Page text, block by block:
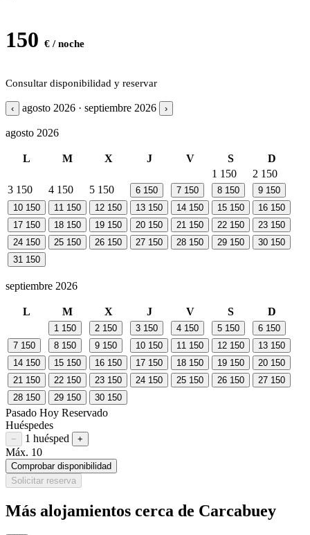
150 € / noche
Consultar disponibilidad y reservar
‹ agosto 2026 · septiembre 2026 ›
agosto 2026
L M X J V S
D
1 150 2 150
3 150 4 150 5 150 6 150 7 150 8 150 9 150
10 150 11 150 12 150 13 150 14 150 15 150 16 150
17 150 18 150 19 150 20 150 21 150 22 150 23 150
24 150 25 150 26 150 27 150 28 150 29 150 30 150
31 150
septiembre 2026
L M X J V S D
1 150 2 150 3 150 4 150 5 150 6 150
7 150 8 150 9 150 10 150 11 150 12 150 13 150
14 150 15 150 16 150 17 150 18 150 19 150 20 150
21 150 22 150 23 150 24 150 25 150 26 150 27 150
28 150 29 150 30 150
Pasado Hoy Reservado
Huéspedes
Restar huésped
− 1 huésped Sumar huésped
+
Máx. 10
Comprobar disponibilidad
Solicitar reserva
Más alojamientos cerca de Carcabuey